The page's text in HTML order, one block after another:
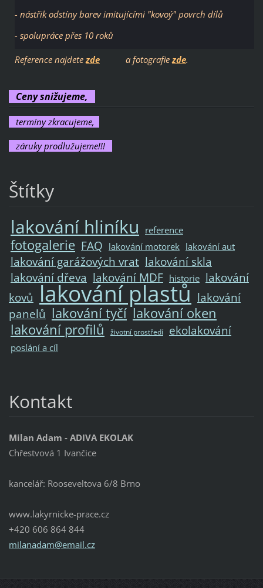
- nástřik odstíny barev imitujícími "kovoý" povrch dílů
- spolupráce přes 10 roků
Reference najdetezdea fotografie zde.
Ceny snižujeme,
termíny zkracujeme,
záruky prodlužujeme!!!
Štítky
lakování hliníku
reference
fotogalerie FAQ lakování motorek lakování aut
lakování garážových vrat lakování skla
lakování dřeva lakování MDF historie lakování
kovů lakování plastů lakování
panelů lakování tyčí lakování oken
lakování profilů
životní prostředí ekolakování
poslání a cíl
Kontakt
Milan Adam - ADIVA EKOLAK
Chřestvová 1 Ivančice
kancelář: Rooseveltova 6/8 Brno
www.lakyrnicke-prace.cz
+420 606 864 844
milanadam@email.cz